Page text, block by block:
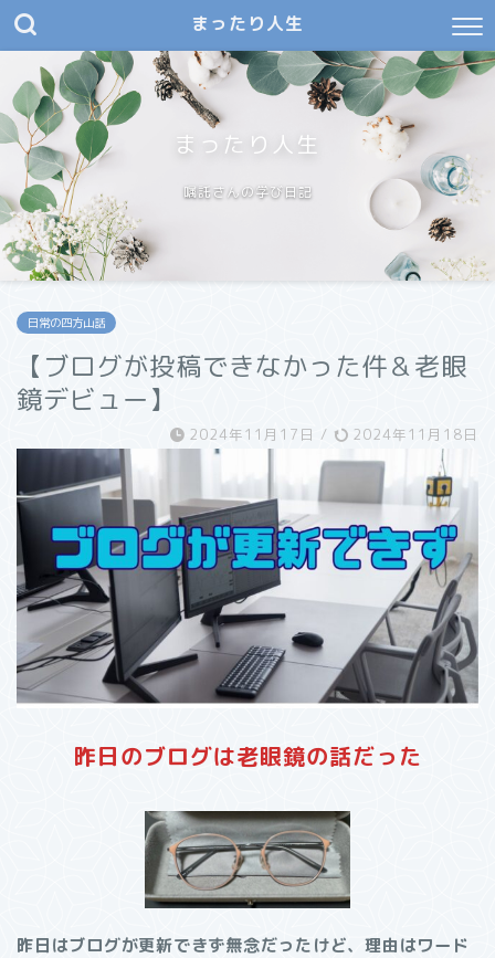
まったり人生
まったり人生
嘱託さんの学び日記
日常の四方山話
【ブログが投稿できなかった件＆老眼
鏡デビュー】
2024年11月17日 / 2024年11月18日
昨日のブログは老眼鏡の話だった
昨日はブログが更新できず無念だったけど、理由はワード